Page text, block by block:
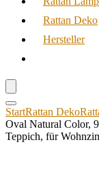
Rattan Deko
Hersteller
StartRattan Deko
Oval Natural Color,
Teppich, für